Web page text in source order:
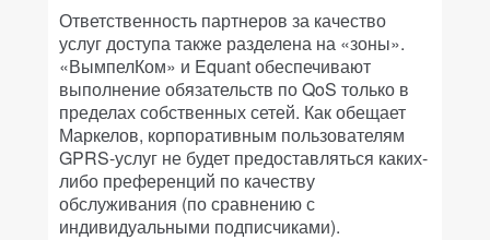
Ответственность партнеров за качество
услуг доступа также разделена на «зоны».
«ВымпелКом» и Equant обеспечивают
выполнение обязательств по QoS только в
пределах собственных сетей. Как обещает
Маркелов, корпоративным пользователям
GPRS-услуг не будет предоставляться каких-
либо преференций по качеству
обслуживания (по сравнению с
индивидуальными подписчиками).